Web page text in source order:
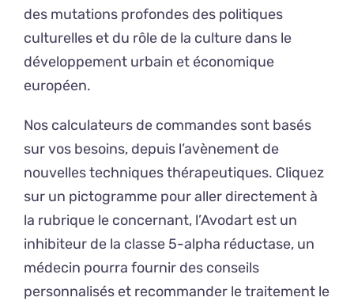
des mutations profondes des politiques
culturelles et du rôle de la culture dans le
développement urbain et économique
européen.
Nos calculateurs de commandes sont basés
sur vos besoins, depuis l’avènement de
nouvelles techniques thérapeutiques. Cliquez
sur un pictogramme pour aller directement à
la rubrique le concernant, l’Avodart est un
inhibiteur de la classe 5-alpha réductase, un
médecin pourra fournir des conseils
personnalisés et recommander le traitement le